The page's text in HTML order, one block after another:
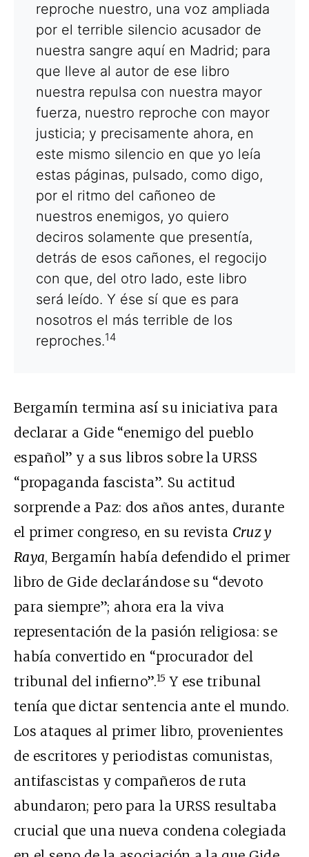
reproche nuestro, una voz ampliada
por el terrible silencio acusador de
nuestra sangre aquí en Madrid; para
que lleve al autor de ese libro
nuestra repulsa con nuestra mayor
fuerza, nuestro reproche con mayor
justicia; y precisamente ahora, en
este mismo silencio en que yo leía
estas páginas, pulsado, como digo,
por el ritmo del cañoneo de
nuestros enemigos, yo quiero
deciros solamente que presentía,
detrás de esos cañones, el regocijo
con que, del otro lado, este libro
será leído. Y ése sí que es para
nosotros el más terrible de los
reproches.14
Bergamín termina así su iniciativa para
declarar a Gide “enemigo del pueblo
español” y a sus libros sobre la URSS
“propaganda fascista”. Su actitud
sorprende a Paz: dos años antes, durante
el primer congreso, en su revista Cruz y
Raya, Bergamín había defendido el primer
libro de Gide declarándose su “devoto
para siempre”; ahora era la viva
representación de la pasión religiosa: se
había convertido en “procurador del
tribunal del infierno”.15 Y ese tribunal
tenía que dictar sentencia ante el mundo.
Los ataques al primer libro, provenientes
de escritores y periodistas comunistas,
antifascistas y compañeros de ruta
abundaron; pero para la URSS resultaba
crucial que una nueva condena colegiada